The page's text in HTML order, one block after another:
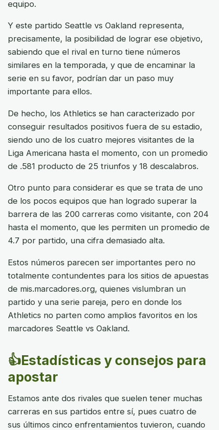
equipo.
Y este partido Seattle vs Oakland representa,
precisamente, la posibilidad de lograr ese objetivo,
sabiendo que el rival en turno tiene números
similares en la temporada, y que de encaminar la
serie en su favor, podrían dar un paso muy
importante para ellos.
De hecho, los Athletics se han caracterizado por
conseguir resultados positivos fuera de su estadio,
siendo uno de los cuatro mejores visitantes de la
Liga Americana hasta el momento, con un promedio
de .581 producto de 25 triunfos y 18 descalabros.
Otro punto para considerar es que se trata de uno
de los pocos equipos que han logrado superar la
barrera de las 200 carreras como visitante, con 204
hasta el momento, que les permiten un promedio de
4.7 por partido, una cifra demasiado alta.
Estos números parecen ser importantes pero no
totalmente contundentes para los sitios de apuestas
de mis.marcadores.org, quienes vislumbran un
partido y una serie pareja, pero en donde los
Athletics no parten como amplios favoritos en los
marcadores Seattle vs Oakland.
👍Estadísticas y consejos para
apostar
Estamos ante dos rivales que suelen tener muchas
carreras en sus partidos entre sí, pues cuatro de
sus últimos cinco enfrentamientos tuvieron, cuando